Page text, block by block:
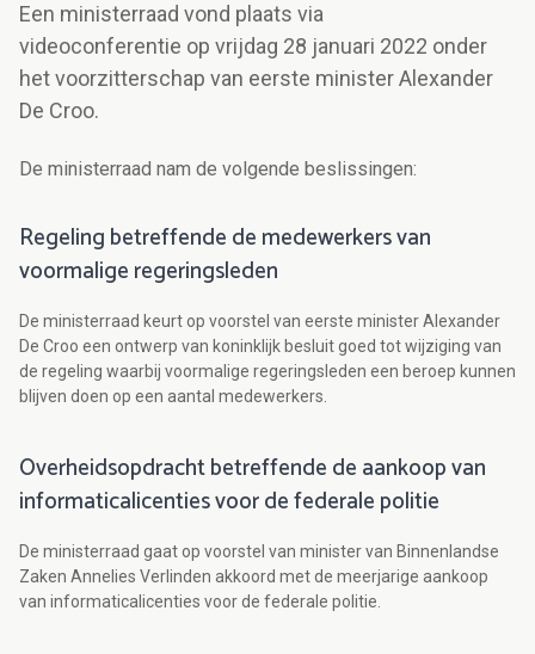
Een ministerraad vond plaats via
videoconferentie op vrijdag 28 januari 2022 onder
het voorzitterschap van eerste minister Alexander
De Croo.
De ministerraad nam de volgende beslissingen:
Regeling betreffende de medewerkers van
voormalige regeringsleden
De ministerraad keurt op voorstel van eerste minister Alexander
De Croo een ontwerp van koninklijk besluit goed tot wijziging van
de regeling waarbij voormalige regeringsleden een beroep kunnen
blijven doen op een aantal medewerkers.
Overheidsopdracht betreffende de aankoop van
informaticalicenties voor de federale politie
De ministerraad gaat op voorstel van minister van Binnenlandse
Zaken Annelies Verlinden akkoord met de meerjarige aankoop
van informaticalicenties voor de federale politie.